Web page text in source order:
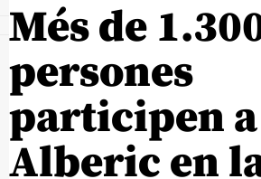
Més de
persones
participen a
Alberic en